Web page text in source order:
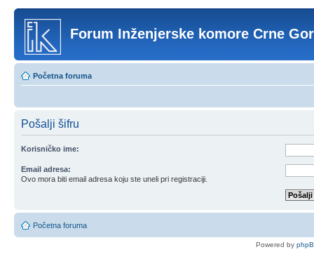
Forum Inženjerske komore Crne
Početna foruma
Pošalji šifru
Korisničko ime:
Email adresa:
Ovo mora biti email adresa koju ste uneli pri registraciji.
Početna foruma
Powered by